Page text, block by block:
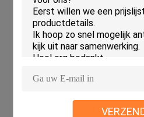
gelegenheden en scenario's. Ze
fabrieken, magazijnen en andere
zijn ideaal voor het verplaatsen
apparatuur.Ze zijn ook uitstekend
verzending.
De polyurethaan wielen zijn
polyurethaan, een materiaal dat